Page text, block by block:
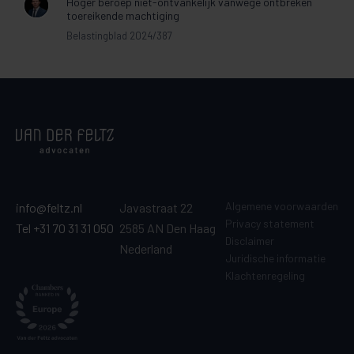
toereikende machtiging
Belastingblad 2024/387
info@feltz.nl
Tel +31 70 31 31 050
Javastraat 22
2585 AN Den Haag
Nederland
Algemene voorwaarden
Privacy statement
Disclaimer
Juridische informatie
Klachtenregeling